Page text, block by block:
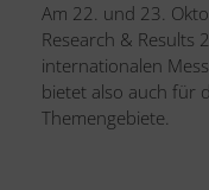
Am 22. und 23.
Research & Results
internationalen
bietet also auch für
Themengebiete.